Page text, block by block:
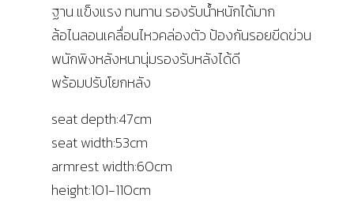
ฐาน แข็งแรง ทนทาน รองรับน้ำหนักได้มาก
ล้อไนลอนเคลื่อนไหวคล่องตัว ป้องกันรอยขีดข่วน
พนักพิงหลังหนานุ่มรองรับหลังได้ดี
พร้อมปรับโยกหลัง
seat depth:47cm
seat width:53cm
armrest width:60cm
height:101-110cm